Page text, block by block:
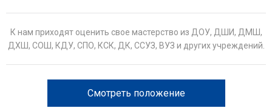
К нам приходят оценить свое мастерство из ДОУ, ДШИ, ДМШ,
ДХШ, СОШ, КДУ, СПО, КСК, ДК, ССУЗ, ВУЗ и других учреждений.
Смотреть положение